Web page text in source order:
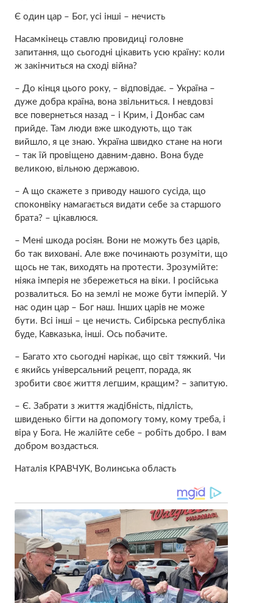
Є один цар – Бог, усі інші – нечисть
Насамкінець ставлю провидиці головне
запитання, що сьогодні цікавить усю країну: коли
ж закінчиться на сході війна?
– До кінця цього року, – відповідає. – Україна –
дуже добра країна, вона звільниться. І невдовзі
все повернеться назад – і Крим, і Донбас сам
прийде. Там люди вже шкодують, що так
вийшло, я це знаю. Україна швидко стане на ноги
– так їй провіщено давним-давно. Вона буде
великою, вільною державою.
– А що скажете з приводу нашого сусіда, що
споконвіку намагається видати себе за старшого
брата? – цікавлюся.
– Мені шкода росіян. Вони не можуть без царів,
бо так виховані. Але вже починають розуміти, що
щось не так, виходять на протести. Зрозумійте:
ніяка імперія не збережеться на віки. І російська
розвалиться. Бо на землі не може бути імперій. У
нас один цар – Бог наш. Інших царів не може
бути. Всі інші – це нечисть. Сибірська республіка
буде, Кавказька, інші. Ось побачите.
– Багато хто сьогодні нарікає, що світ тяжкий. Чи
є якийсь універсальний рецепт, порада, як
зробити своє життя легшим, кращим? – запитую.
– Є. Забрати з життя жадібність, підлість,
швиденько бігти на допомогу тому, кому треба, і
віра у Бога. Не жалійте себе – робіть добро. І вам
добром воздасться.
Наталія КРАВЧУК, Волинська область